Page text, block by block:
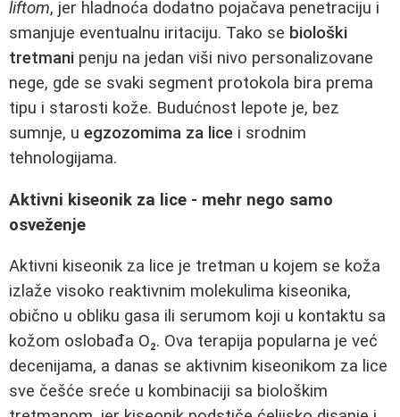
liftom, jer hladnoća dodatno pojačava penetraciju i
smanjuje eventualnu iritaciju. Tako se biološki
tretmani penju na jedan viši nivo personalizovane
nege, gde se svaki segment protokola bira prema
tipu i starosti kože. Budućnost lepote je, bez
sumnje, u egzozomima za lice i srodnim
tehnologijama.
Aktivni kiseonik za lice - mehr nego samo
osveženje
Aktivni kiseonik za lice je tretman u kojem se koža
izlaže visoko reaktivnim molekulima kiseonika,
obično u obliku gasa ili serumom koji u kontaktu sa
kožom oslobađa O₂. Ova terapija popularna je već
decenijama, a danas se aktivnim kiseonikom za lice
sve češće sreće u kombinaciji sa biološkim